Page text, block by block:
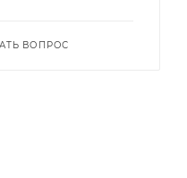
ВОПРОС